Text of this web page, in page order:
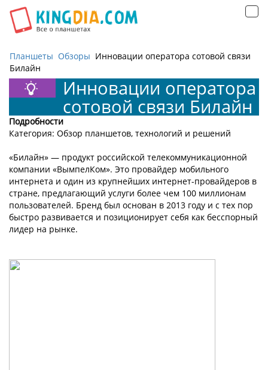
Планшеты Обзоры Инновации оператора сотовой связи
Билайн
Инновации оператора
сотовой связи Билайн
Подробности
Категория: Обзор планшетов, технологий и решений
«Билайн» — продукт российской телекоммуникационной
компании «ВымпелКом». Это провайдер мобильного
интернета и один из крупнейших интернет-провайдеров в
стране, предлагающий услуги более чем 100 миллионам
пользователей. Бренд был основан в 2013 году и с тех пор
быстро развивается и позиционирует себя как бесспорный
лидер на рынке.